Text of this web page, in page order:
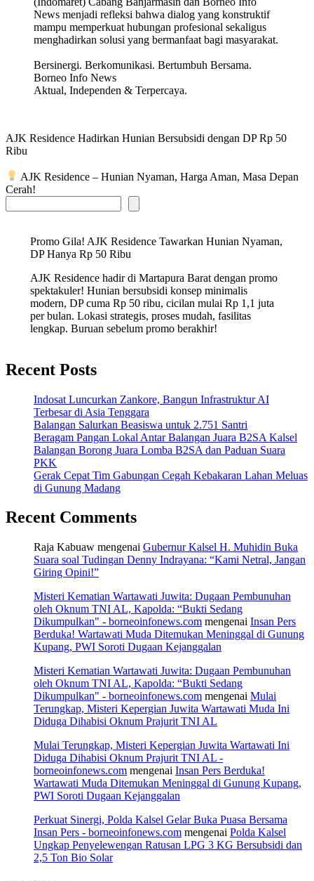
News menjadi refleksi bahwa dialog yang konstruktif
mampu memperkuat hubungan profesional sekaligus
menghadirkan solusi yang bermanfaat bagi masyarakat.
Bersinergi. Berkomunikasi. Bertumbuh Bersama.
Borneo Info News
Aktual, Independen & Terpercaya.
AJK Residence Hadirkan Hunian Bersubsidi dengan DP Rp 50
Ribu
AJK Residence – Hunian Nyaman, Harga Aman, Masa Depan
Cerah!
Promo Gila! AJK Residence Tawarkan Hunian Nyaman,
DP Hanya Rp 50 Ribu
AJK Residence hadir di Martapura Barat dengan promo
spektakuler! Hunian bersubsidi konsep minimalis
modern, DP cuma Rp 50 ribu, cicilan mulai Rp 1,1 juta
per bulan. Lokasi strategis, proses mudah, fasilitas
lengkap. Buruan sebelum promo berakhir!
Recent Posts
Indosat Luncurkan Zankore, Bangun Infrastruktur AI
Terbesar di Asia Tenggara
Balangan Salurkan Beasiswa untuk 2.751 Santri
Beragam Pangan Lokal Antar Balangan Juara B2SA Kalsel
Balangan Borong Juara Lomba B2SA dan Paduan Suara
PKK
Gerak Cepat Tim Gabungan Cegah Kebakaran Lahan Meluas
di Gunung Madang
Recent Comments
Raja Kabuaw mengenai Gubernur Kalsel H. Muhidin Buka
Suara soal Tudingan Denny Indrayana: “Kami Netral, Jangan
Giring Opini!”
Misteri Kematian Wartawati Juwita: Dugaan Pembunuhan
oleh Oknum TNI AL, Kapolda: “Bukti Sedang
Dikumpulkan" - borneoinfonews.com mengenai Insan Pers
Berduka! Wartawati Muda Ditemukan Meninggal di Gunung
Kupang, PWI Soroti Dugaan Kejanggalan
Misteri Kematian Wartawati Juwita: Dugaan Pembunuhan
oleh Oknum TNI AL, Kapolda: “Bukti Sedang
Dikumpulkan" - borneoinfonews.com mengenai Mulai
Terungkap, Misteri Kepergian Juwita Wartawati Muda Ini
Diduga Dihabisi Oknum Prajurit TNI AL
Mulai Terungkap, Misteri Kepergian Juwita Wartawati Ini
Diduga Dihabisi Oknum Prajurit TNI AL -
borneoinfonews.com mengenai Insan Pers Berduka!
Wartawati Muda Ditemukan Meninggal di Gunung Kupang,
PWI Soroti Dugaan Kejanggalan
Perkuat Sinergi, Polda Kalsel Gelar Buka Puasa Bersama
Insan Pers - borneoinfonews.com mengenai Polda Kalsel
Ungkap Penyelewengan Ratusan LPG 3 KG Bersubsidi dan
2,5 Ton Bio Solar